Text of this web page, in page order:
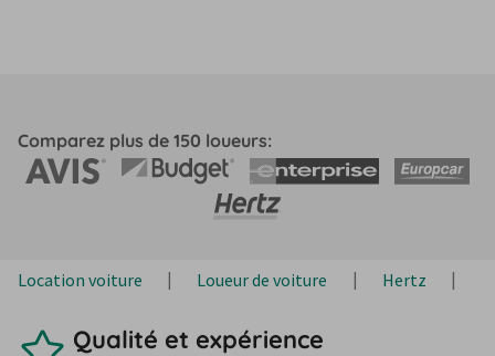
Comparez plus de 150 loueurs:
Location voiture Loueur de voiture Hertz
Qualité et expérience